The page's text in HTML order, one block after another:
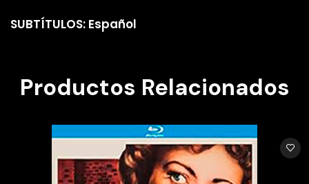
SUBTÍTULOS: Español
Productos Relacionados